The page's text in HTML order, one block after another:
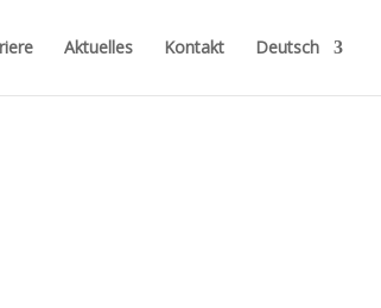
Aktuelles Kontakt Deutsch